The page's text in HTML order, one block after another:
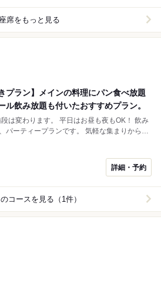
座席をもっと見る
プラン】メインの料理にパン食べ放題
ル飲み放題も付いたおすすめプラン。
日はお昼も夜もOK！ 飲み
プランです。 気軽な集まりから、
い人数の場合
詳細・予約
コースを見る（1件）